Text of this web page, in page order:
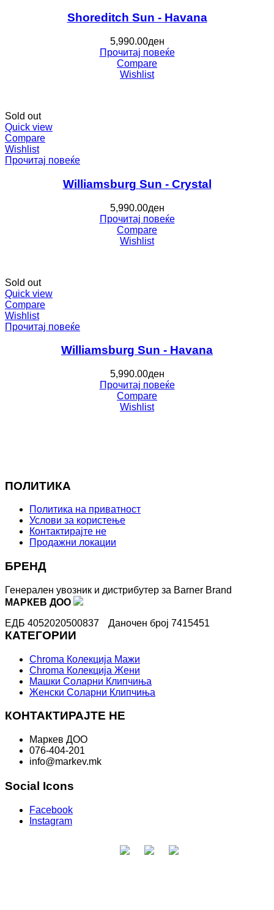
Shoreditch Sun - Havana
5,990.00ден
Прочитај повеќе
Compare
Wishlist
Sold out
Quick view
Compare
Wishlist
Прочитај повеќе
Williamsburg Sun - Crystal
5,990.00ден
Прочитај повеќе
Compare
Wishlist
Sold out
Quick view
Compare
Wishlist
Прочитај повеќе
Williamsburg Sun - Havana
5,990.00ден
Прочитај повеќе
Compare
Wishlist
ПОЛИТИКА
Политика на приватност
Услови за користење
Контактирајте не
Продажни локации
БРЕНД
Генерален увозник и дистрибутер за Barner Brand
МАРКЕВ ДОО
ЕДБ 4052020500837
Даночен број 7415451
КАТЕГОРИИ
Chroma Колекција Мажи
Chroma Колекција Жени
Машки Соларни Клипчиња
Женски Соларни Клипчиња
КОНТАКТИРАЈТЕ НЕ
Маркев ДОО
076-404-201
info@markev.mk
Social Icons
Facebook
Instagram